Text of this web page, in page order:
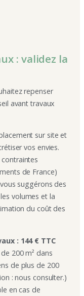
: validez la
repenser
avant travaux
sur site et
vos envies.
de France)
suggérons des
volumes et la
du coût des
: 144 € TTC
200 m² dans
de plus de 200
: nous consulter.)
en cas de